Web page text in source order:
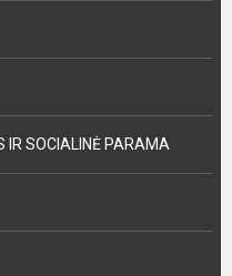
SOCIALINĖ PARAMA